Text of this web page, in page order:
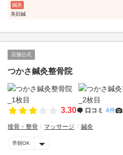
鍼灸
美顔鍼
店舗公式
つかさ鍼灸整骨院
3.30 口コミ 4件
接骨・整骨 マッサージ 鍼灸
早朝OK